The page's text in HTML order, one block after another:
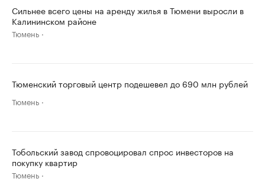
Сильнее всего цены на аренду жилья в Тюмени выросли в
Калининском районе
Тюмень
Тюменский торговый центр подешевел до 690 млн рублей
Тюмень
Тобольский завод спровоцировал спрос инвесторов на
покупку квартир
Тюмень